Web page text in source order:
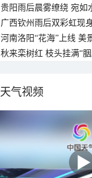
贵阳雨后晨雾缭绕 宛如
广西钦州雨后双彩虹现
河南洛阳“花海”上线 美
秋来栾树红 枝头挂满“
天气视频